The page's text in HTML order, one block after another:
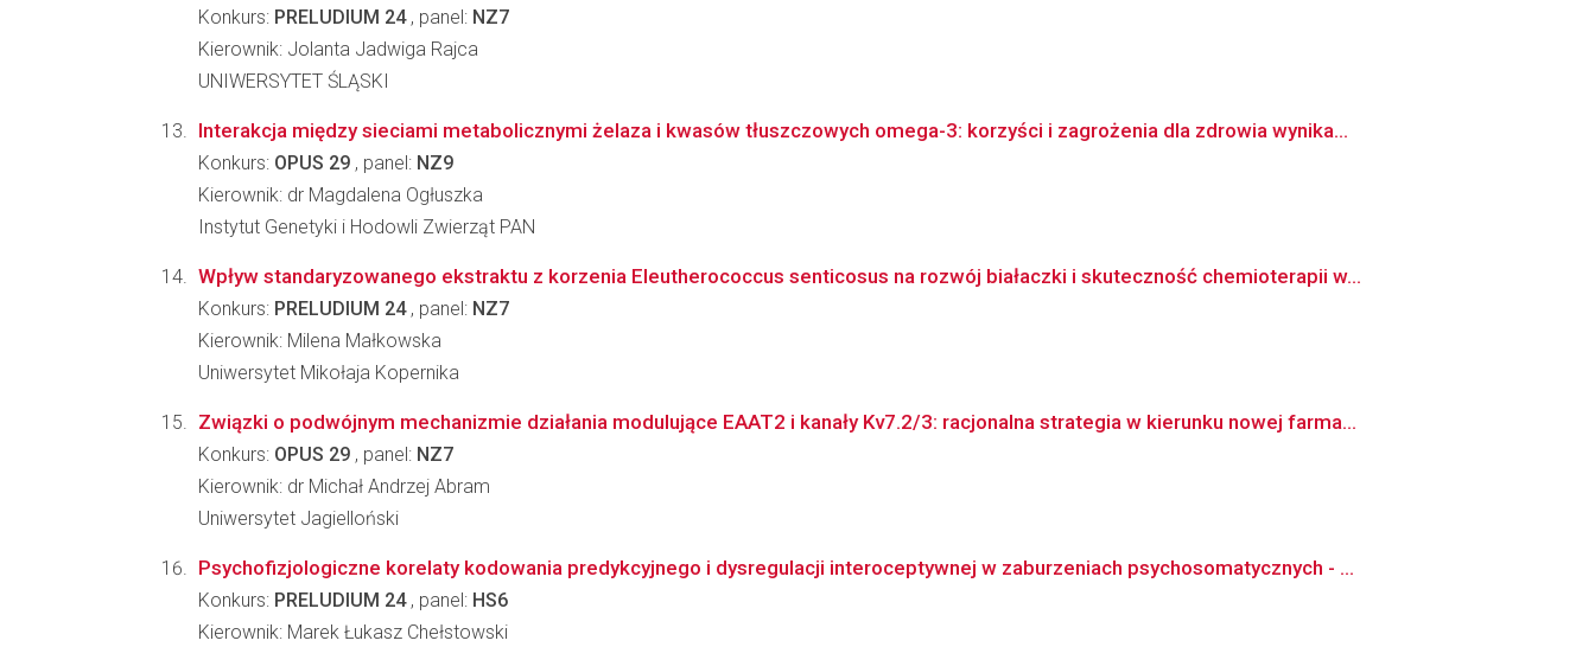
Konkurs: PRELUDIUM 24, panel: NZ7
Kierownik: Jolanta Jadwiga Rajca
UNIWERSYTET ŚLĄSKI
Interakcja między sieciami metabolicznymi żelaza i kwasów tłuszczowych omega-3: korzyści i zagrożenia dla zdrowia wynika...
Konkurs: OPUS 29 , panel: NZ9
Kierownik: dr Magdalena Ogłuszka
Instytut Genetyki i Hodowli Zwierząt PAN
Wpływ standaryzowanego ekstraktu z korzenia Eleutherococcus senticosus na rozwój białaczki i skuteczność chemioterapii w...
Konkurs: PRELUDIUM 24, panel: NZ7
Kierownik: Milena Małkowska
Uniwersytet Mikołaja Kopernika
Związki o podwójnym mechanizmie działania modulujące EAAT2 i kanały Kv7.2/3: racjonalna strategia w kierunku nowej farma...
Konkurs: OPUS 29 , panel: NZ7
Kierownik: dr Michał Andrzej Abram
Uniwersytet Jagielloński
Psychofizjologiczne korelaty kodowania predykcyjnego i dysregulacji interoceptywnej w zaburzeniach psychosomatycznych - ...
Konkurs: PRELUDIUM 24, panel: HS6
Kierownik: Marek Łukasz Chełstowski